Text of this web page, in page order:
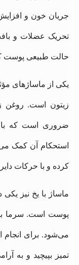
جریان خون و
تحریک عضلات و
حالت طبیعی پوست
یکی از ماساژهای
ضروری است که
استحکام آن کمک
کرده و با حرکات
ماساژ با یخ نیز
پوست است. سرما
می‌شود. برای انجام
تمیز بپیچید و به